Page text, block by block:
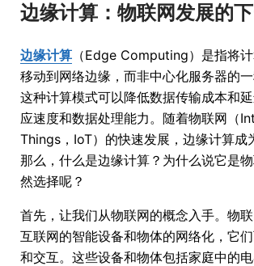
边缘计算：物联网发展的
边缘计算 （Edge Computing）是指将
移动到网络边缘，而非中心化服务器的一
这种计算模式可以降低数据传输成本和
应速度和数据处理能力。随着物联网（
Things，IoT）的快速发展，边缘计算成
那么，什么是边缘计算？为什么说它是
然选择呢？
首先，让我们从物联网的概念入手。物
互联网的智能设备和物体的网络化，它
和交互。这些设备和物体包括家庭中的